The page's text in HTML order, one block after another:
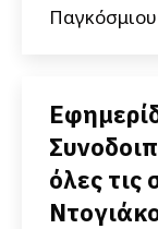
όλες τις